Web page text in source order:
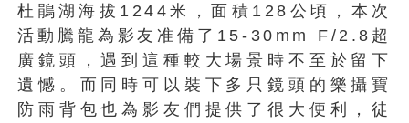
杜鵑湖海拔1244米，面積128公頃，本次
活動騰龍為影友准備了15-30mm F/2.8超
廣鏡頭，遇到這種較大場景時不至於留下
遺憾。而同時可以裝下多只鏡頭的樂攝寶
防雨背包也為影友們提供了很大便利，徒